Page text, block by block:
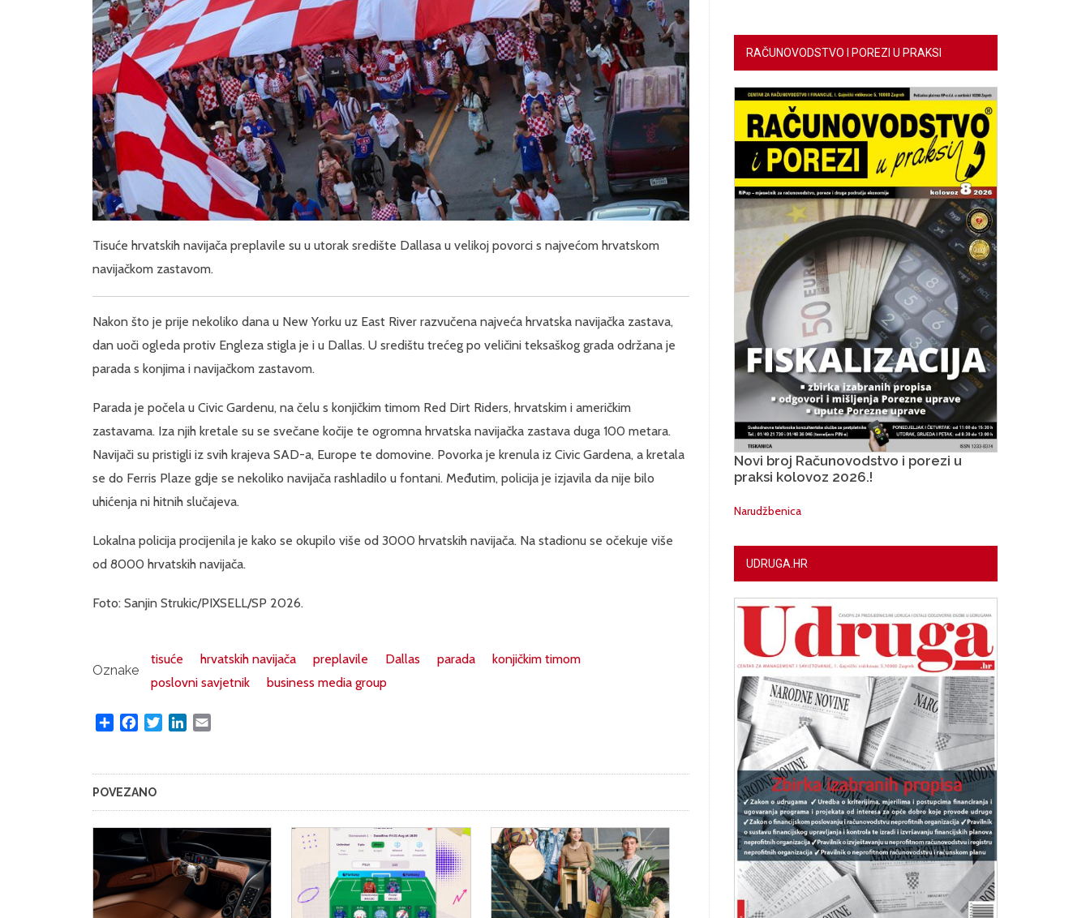
Tisuće hrvatskih navijača preplavile su u utorak središte Dallasa u velikoj povorci s najvećom hrvatskom
navijačkom zastavom.
Nakon što je prije nekoliko dana u New Yorku uz East River razvučena najveća hrvatska navijačka zastava,
dan uoči ogleda protiv Engleza stigla je i u Dallas. U središtu trećeg po veličini teksaškog grada održana je
parada s konjima i navijačkom zastavom.
Parada je počela u Civic Gardenu, na čelu s konjičkim timom Red Dirt Riders, hrvatskim i američkim
zastavama. Iza njih kretale su se svečane kočije te ogromna hrvatska navijačka zastava duga 100 metara.
Navijači su pristigli iz svih krajeva SAD-a, Europe te domovine. Povorka je krenula iz Civic Gardena, a kretala
se do Ferris Plaze gdje se nekoliko navijača rashladilo u fontani. Međutim, policija je izjavila da nije bilo
uhićenja ni hitnih slučajeva.
Lokalna policija procijenila je kako se okupilo više od 3000 hrvatskih navijača. Na stadionu se očekuje više
od 8000 hrvatskih navijača.
Foto: Sanjin Strukic/PIXSELL/SP 2026.
Oznake
tisuće hrvatskih navijača preplavile Dallas parada
konjičkim timom
poslovni savjetnik
business media group
Share FacebookTwitterLinkedIn
POVEZANO
RAČUNOVODSTVO I POREZI U PRAKSI
Novi broj Računovodstvo i porezi u
praksi kolovoz 2026.!
Narudžbenica
UDRUGA.HR